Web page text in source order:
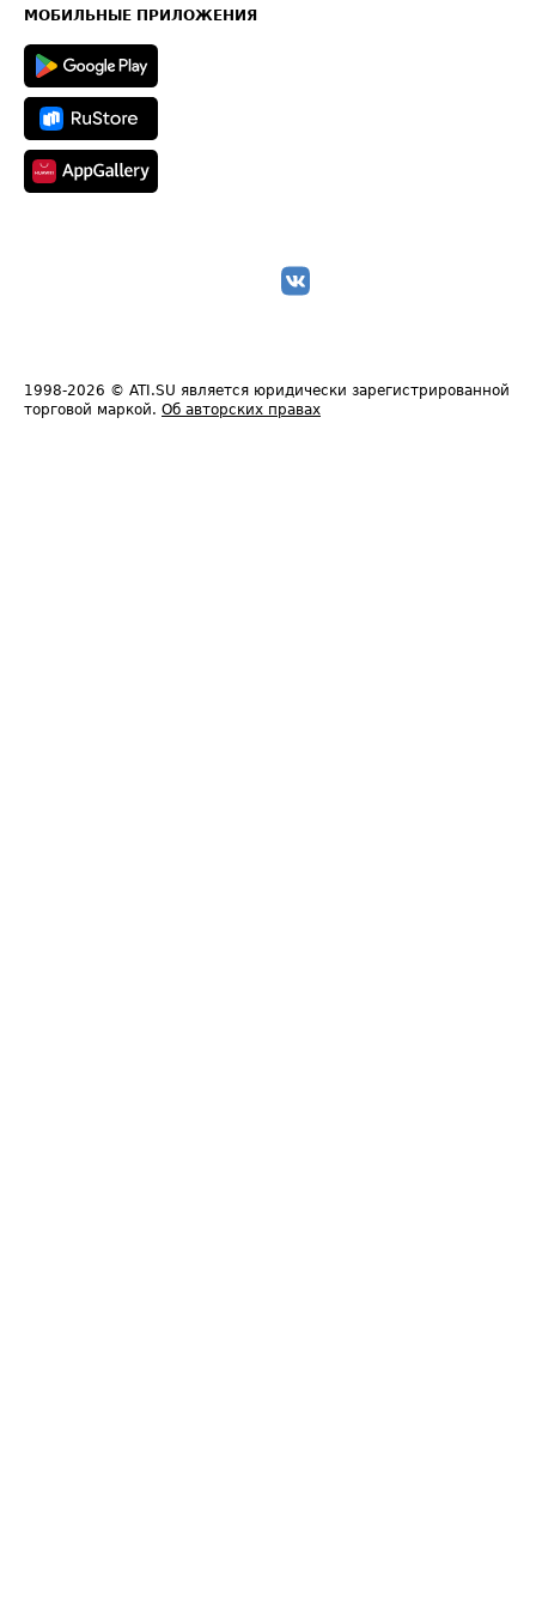
Техническая информация
МОБИЛЬНЫЕ ПРИЛОЖЕНИЯ
1998-2026 © ATI.SU является юридически зарегистрированной
торговой маркой. Об авторских правах